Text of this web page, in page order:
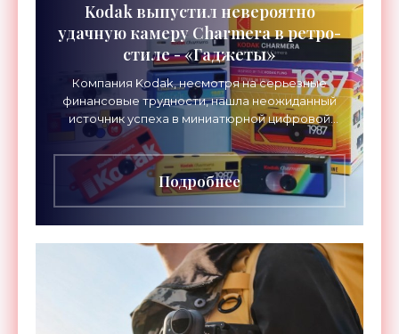
Kodak выпустил невероятно
удачную камеру Charmera в ретро-
стиле - «Гаджеты»
Компания Kodak, несмотря на серьезные
финансовые трудности, нашла неожиданный
источник успеха в миниатюрной цифровой
камере Charmera. Это устройство,
разработанное совместно с брендом
Подробнее